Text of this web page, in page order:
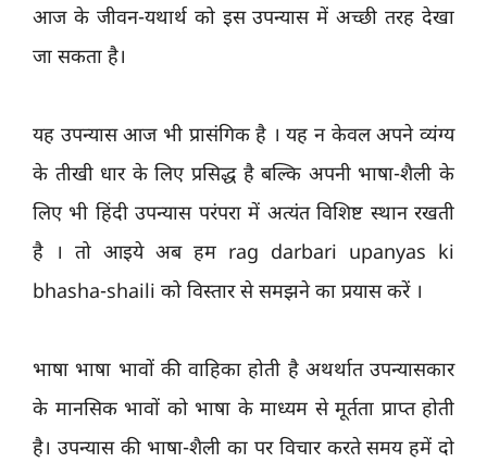
आज के जीवन-यथार्थ को इस उपन्यास में अच्छी तरह देखा
जा सकता है।
यह उपन्यास आज भी प्रासंगिक है । यह न केवल अपने व्यंग्य
के तीखी धार के लिए प्रसिद्ध है बल्कि अपनी भाषा-शैली के
लिए भी हिंदी उपन्यास परंपरा में अत्यंत विशिष्ट स्थान रखती
है । तो आइये अब हम rag darbari upanyas ki
bhasha-shaili को विस्तार से समझने का प्रयास करें ।
भाषा भाषा भावों की वाहिका होती है अथर्थात उपन्यासकार
के मानसिक भावों को भाषा के माध्यम से मूर्तता प्राप्त होती
है। उपन्यास की भाषा-शैली का पर विचार करते समय हमें दो